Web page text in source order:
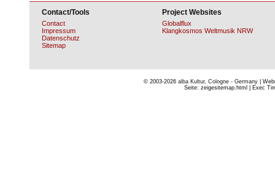
Contact/Tools
Contact
Impressum
Datenschutz
Sitemap
Project Websites
Globalflux
Klangkosmos Weltmusik NRW
© 2003-2026 alba Kultur, Cologne - Germany |
Seite: zeigesitemap.html | Exec